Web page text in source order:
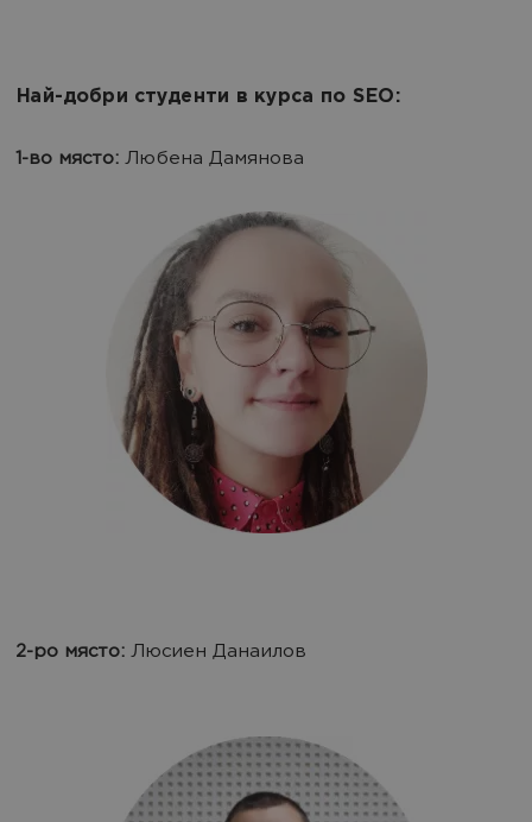
Най-добри студенти в курса по SEO:
1-во място: Любена Дамянова
2-ро място: Люсиен Данаилов